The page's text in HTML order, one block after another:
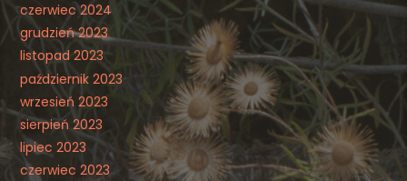
czerwiec 2024
grudzień 2023
listopad 2023
październik 2023
wrzesień 2023
sierpień 2023
lipiec 2023
czerwiec 2023